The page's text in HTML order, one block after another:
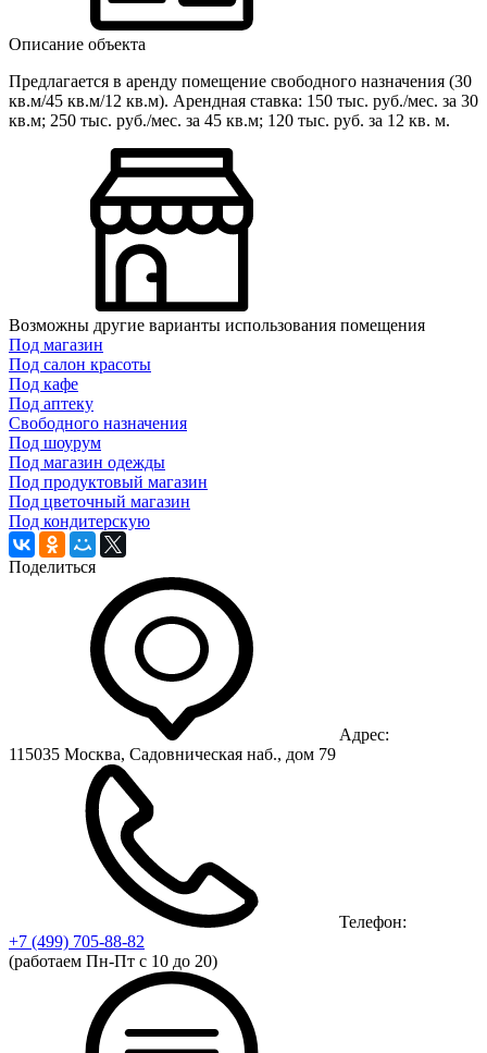
Описание объекта
Предлагается в аренду помещение свободного назначения (30
кв.м/45 кв.м/12 кв.м). Арендная ставка: 150 тыс. руб./мес. за 30
кв.м; 250 тыс. руб./мес. за 45 кв.м; 120 тыс. руб. за 12 кв. м.
Возможны другие варианты использования помещения
Под магазин
Под салон красоты
Под кафе
Под аптеку
Свободного назначения
Под шоурум
Под магазин одежды
Под продуктовый магазин
Под цветочный магазин
Под кондитерскую
Поделиться
Адрес:
115035 Москва, Садовническая наб., дом 79
Телефон:
+7 (499) 705-88-82
(работаем Пн-Пт с 10 до 20)